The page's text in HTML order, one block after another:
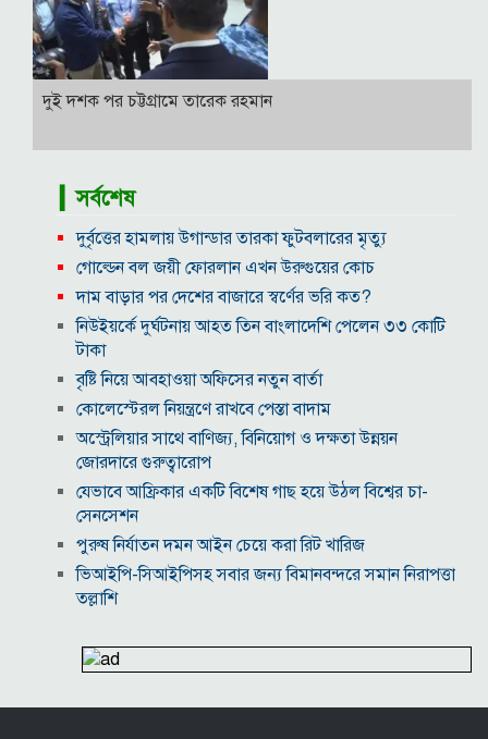
দুই দশক পর চট্টগ্রামে তারেক রহমান
▎সর্বশেষ
দুর্বৃত্তের হামলায় উগান্ডার তারকা ফুটবলারের মৃত্যু
গোল্ডেন বল জয়ী ফোরলান এখন উরুগুয়ের কোচ
দাম বাড়ার পর দেশের বাজারে স্বর্ণের ভরি কত?
নিউইয়র্কে দুর্ঘটনায় আহত তিন বাংলাদেশি পেলেন ৩৩ কোটি
টাকা
বৃষ্টি নিয়ে আবহাওয়া অফিসের নতুন বার্তা
কোলেস্টেরল নিয়ন্ত্রণে রাখবে পেস্তা বাদাম
অস্ট্রেলিয়ার সাথে বাণিজ্য, বিনিয়োগ ও দক্ষতা উন্নয়ন
জোরদারে গুরুত্বারোপ
যেভাবে আফ্রিকার একটি বিশেষ গাছ হয়ে উঠল বিশ্বের চা-
সেনসেশন
পুরুষ নির্যাতন দমন আইন চেয়ে করা রিট খারিজ
ভিআইপি-সিআইপিসহ সবার জন্য বিমানবন্দরে সমান নিরাপত্তা
তল্লাশি
চৌম্বক রহস্য
প্রতারণা মামলায় সালমান খানকে আদালতে তলব